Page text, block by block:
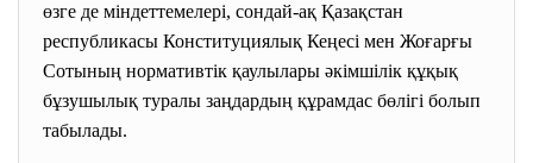
өзге де міндеттемелері, сондай-ақ Қазақстан
республикасы Конституциялық Кеңесі мен Жоғарғы
Сотының нормативтік қаулылары әкімшілік құқық
бұзушылық туралы заңдардың құрамдас бөлігі болып
табылады.